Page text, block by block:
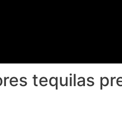
tequilas